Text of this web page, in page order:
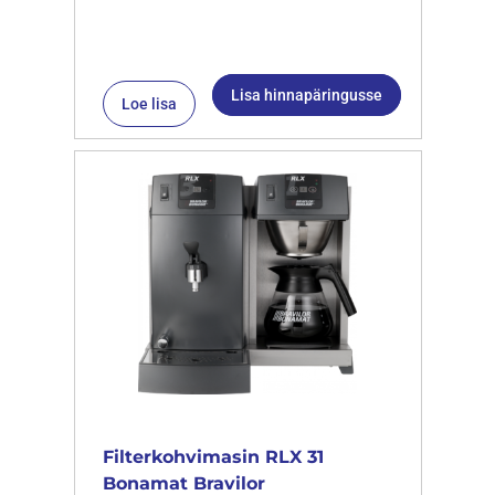
Loe lisa Lisa hinnapäringusse
Filterkohvimasin RLX 31
Bonamat Bravilor